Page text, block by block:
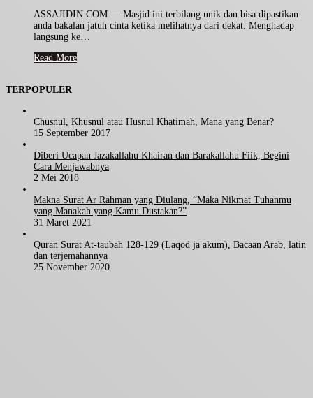
ASSAJIDIN.COM — Masjid ini terbilang unik dan bisa dipastikan
anda bakalan jatuh cinta ketika melihatnya dari dekat. Menghadap
langsung ke…
Read More
TERPOPULER
Chusnul, Khusnul atau Husnul Khatimah, Mana yang Benar?
15 September 2017
Diberi Ucapan Jazakallahu Khairan dan Barakallahu Fiik, Begini
Cara Menjawabnya
2 Mei 2018
Makna Surat Ar Rahman yang Diulang, “Maka Nikmat Tuhanmu
yang Manakah yang Kamu Dustakan?”
31 Maret 2021
Quran Surat At-taubah 128-129 (Laqod ja akum), Bacaan Arab, latin
dan terjemahannya
25 November 2020